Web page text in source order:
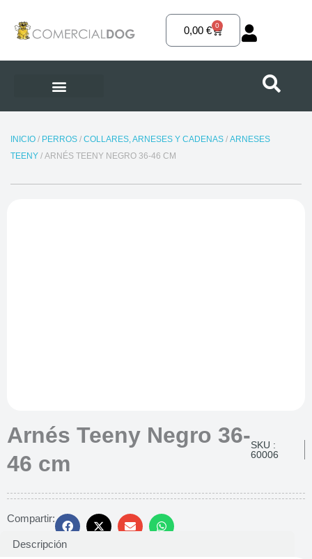
contenido
0,00€ 0
Carrito
INICIO/ PERROS/ COLLARES, ARNESES Y CADENAS/ ARNESES
TEENY/ ARNÉS TEENY NEGRO 36-46 CM
Arnés Teeny Negro 36-
46 cm
SKU :
60006
Compartir:
Descripción